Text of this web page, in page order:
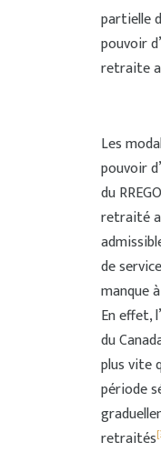
partielle
pouvoir
retraite
Les
pouvoir
du
retraité
de
manque
En effet,
du
plus vite
période
retraités